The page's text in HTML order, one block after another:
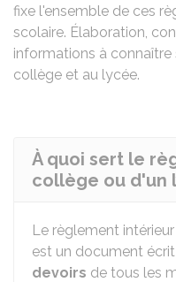
fixe l'ensemble de ces
scolaire. Élaboration,
informations à connaître
collège et au lycée.
À quoi sert le
collège ou d'un
Le règlement
est un document
devoirs de tous les